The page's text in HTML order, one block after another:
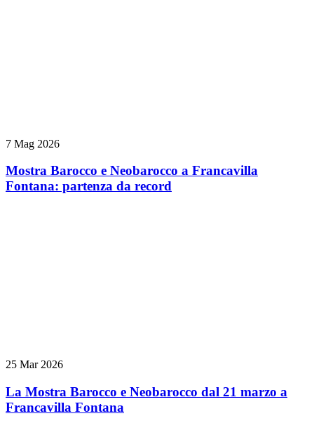
7 Mag 2026
Mostra Barocco e Neobarocco a Francavilla
Fontana: partenza da record
25 Mar 2026
La Mostra Barocco e Neobarocco dal 21 marzo a
Francavilla Fontana